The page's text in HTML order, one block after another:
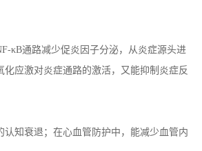
κB通路减少促炎因子分泌，从炎症源头进
应激对炎症通路的激活，又能抑制炎症反
认知衰退；在心血管防护中，能减少血管内